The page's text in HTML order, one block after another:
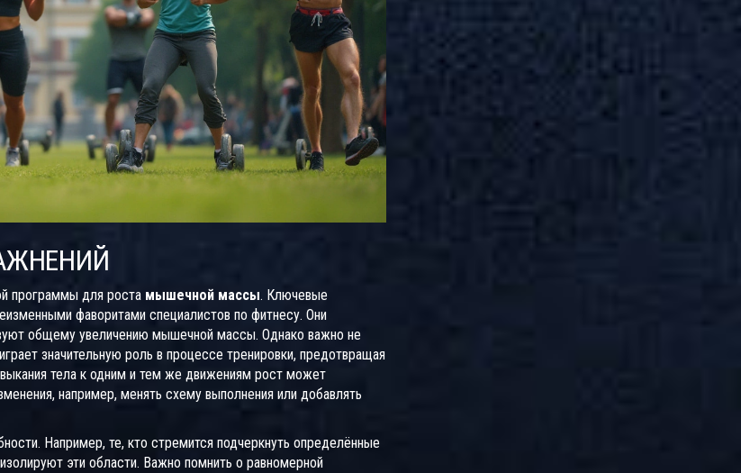
программы для роста мышечной массы. Ключевые
фаворитами специалистов по фитнесу. Они
общему увеличению мышечной массы. Однако важно не
играет значительную роль в процессе тренировки, предотвращая
тела к одним и тем же движениям рост может
например, менять схему выполнения или добавлять
Например, те, кто стремится подчеркнуть определённые
эти области. Важно помнить о равномерной